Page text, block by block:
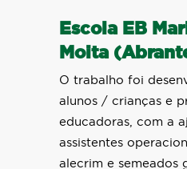
Escola EB
Moita
O trabalho foi
alunos / crianças e
educadoras, com a
assistentes
alecrim e semeados